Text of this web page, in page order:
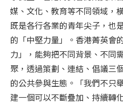
媒、文化、教育等不同領域，
既是各行各業的青年尖子，也
的「中堅力量」。香港菁英會
力」，能夠把不同背景、不同
聚，透過策劃、連結、倡議三
的公共參與生態。「我們不只
建一個可以不斷疊加、持續轉